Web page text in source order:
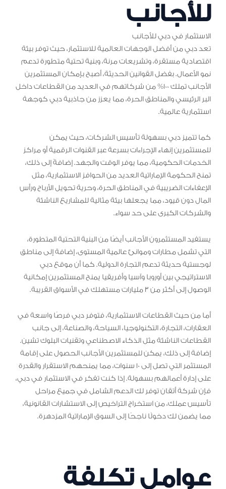
للأجانب
الاستثمار في دبي للأجانب
تعد دبي من أفضل الوجهات العالمية للاستثمار، حيث توفر بيئة
اقتصادية مستقرة، وتشريعات مرنة، وبنية تحتية متطورة تدعم
نمو الأعمال. بفضل القوانين الحديثة، أصبح بإمكان المستثمرين
الأجانب تملك 100% من شركاتهم في العديد من القطاعات داخل
البر الرئيسي والمناطق الحرة، مما يعزز من جاذبية دبي كوجهة
استثمارية عالمية.
كما تتميز دبي بسهولة تأسيس الشركات، حيث يمكن
للمستثمرين إنهاء الإجراءات بسرعة عبر القنوات الرقمية أو مراكز
الخدمات الحكومية، مما يوفر الوقت والجهد. إضافةً إلى ذلك،
تمنح الحكومة الإماراتية العديد من الحوافز الاستثمارية، مثل
الإعفاءات الضريبية في المناطق الحرة، وحرية تحويل الأرباح ورأس
المال دون قيود، مما يجعلها بيئة مثالية للمشاريع الناشئة
والشركات الكبرى على حد سواء.
يستفيد المستثمرون الأجانب أيضًا من البنية التحتية المتطورة،
التي تشمل مطارات وموانئ عالمية المستوى، إضافة إلى مناطق
لوجستية حديثة تدعم التجارة الدولية. كما أن موقع دبي
الاستراتيجي بين أوروبا وآسيا وأفريقيا يمنح المستثمرين إمكانية
الوصول إلى أكثر من 3 مليارات مستهلك في الأسواق القريبة.
أما من حيث القطاعات الاستثمارية، فتوفر دبي فرصًا واسعة في
العقارات، التجارة، التكنولوجيا، السياحة، والصناعة، إلى جانب
القطاعات الناشئة مثل الذكاء الاصطناعي وتقنيات البلوك تشين.
إضافة إلى ذلك، يمكن للمستثمرين الأجانب الحصول على إقامة
المستثمر التي تصل إلى 10 سنوات، مما يمنحهم الاستقرار والقدرة
على إدارة أعمالهم بسهولة. إذا كنت تفكر في الاستثمار في دبي،
فإن شركة أتقان توفر لك الدعم الشامل في جميع مراحل
تأسيس عملك، من استخراج التراخيص إلى الاستشارات القانونية،
مما يضمن لك دخولًا ناجحًا إلى السوق الإماراتية المزدهرة.
عوامل تكلفة